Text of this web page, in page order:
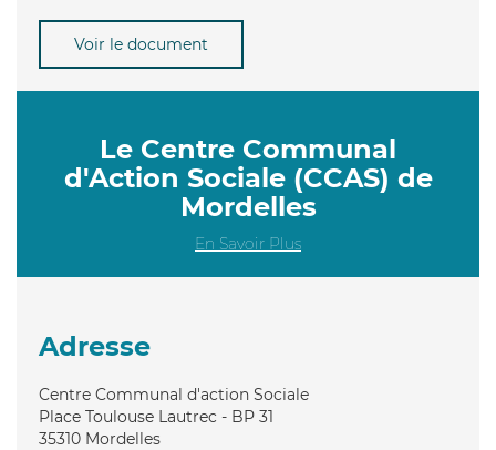
Voir le document
Le Centre Communal
d'Action Sociale (CCAS) de
Mordelles
En Savoir Plus
Adresse
Centre Communal d'action Sociale
Place Toulouse Lautrec - BP 31
35310 Mordelles